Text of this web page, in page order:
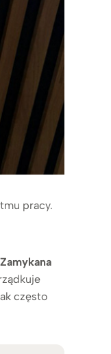
pracy.
Zamykana
często